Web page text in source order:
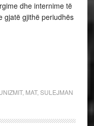
dhe internime të
gjatë gjithë periudhës
, MAT, SULEJMAN